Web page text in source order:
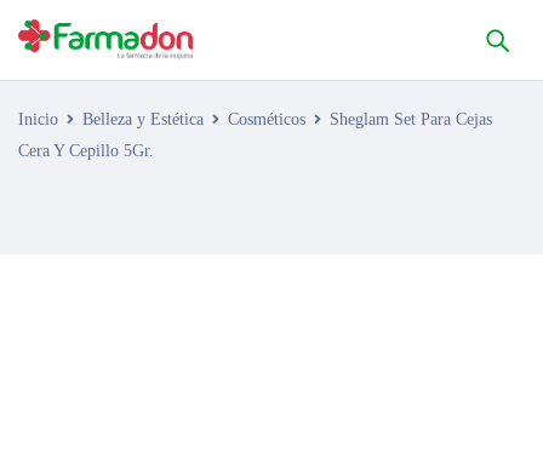
Inicio Belleza y Estética Cosméticos
Sheglam Set Para Cejas
Cera Y Cepillo 5Gr.